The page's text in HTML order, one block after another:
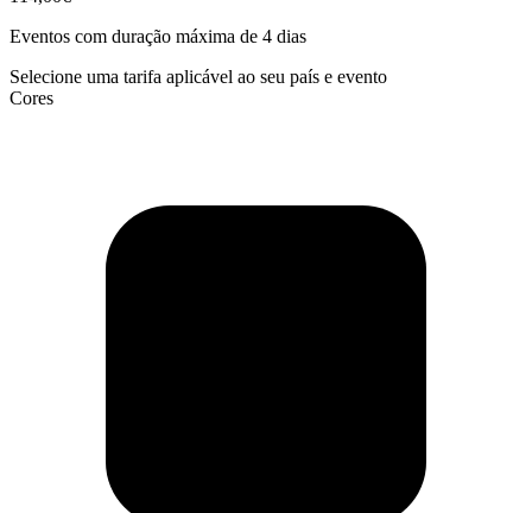
Eventos com duração máxima de 4 dias
Selecione uma tarifa aplicável ao seu país e evento
Cores